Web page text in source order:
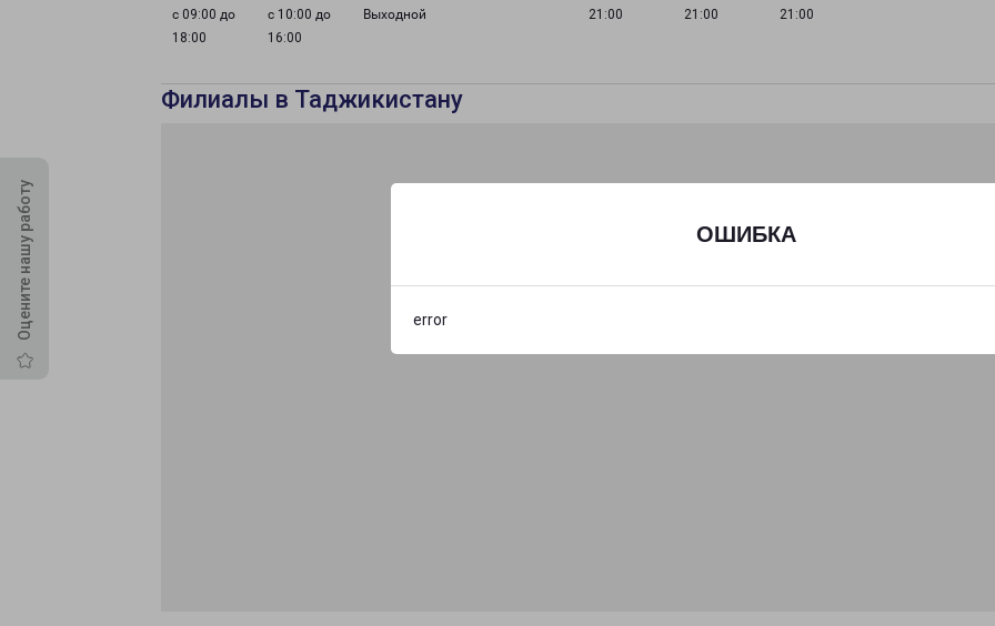
ОШИБКА
error
Оцените нашу работу
с 09:00 до
18:00
с 10:00 до
16:00
Выходной
21:00
21:00
21:00
Филиалы в Таджикистану